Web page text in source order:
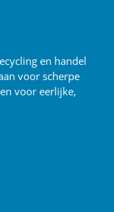
en handel
voor scherpe
voor eerlijke,